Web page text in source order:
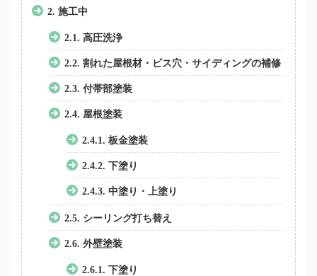
2. 施工中
2.1. 高圧洗浄
2.2. 割れた屋根材・ビス穴・サイディングの補修
2.3. 付帯部塗装
2.4. 屋根塗装
2.4.1. 板金塗装
2.4.2. 下塗り
2.4.3. 中塗り・上塗り
2.5. シーリング打ち替え
2.6. 外壁塗装
2.6.1. 下塗り